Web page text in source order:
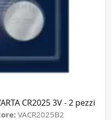
CR2025 3V - 2 pezzi
VACR2025B2